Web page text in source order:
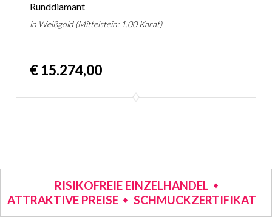
Runddiamant
in Weißgold (Mittelstein: 1.00 Karat)
€ 15.274,00
RISIKOFREIE EINZELHANDEL
ATTRAKTIVE PREISE
SCHMUCKZERTIFIKAT